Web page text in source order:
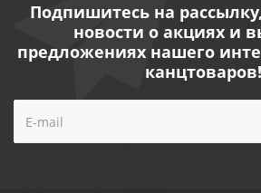
Подпишитесь на
новости о акциях и
предложениях нашего
канцтоваров!